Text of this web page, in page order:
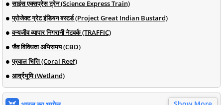
साइंस एक्सप्रेस ट्रेन (Science Express Train)
प्रोजेक्ट ग्रेट इंडियन बस्टर्ड (Project Great Indian Bustard)
वन्यजीव व्यापार निगरानी नेटवर्क (TRAFFIC)
जैव विविधता अभिसमय (CBD)
प्रवाल भित्ति (Coral Reef)
आर्द्रभूमि (Wetland)